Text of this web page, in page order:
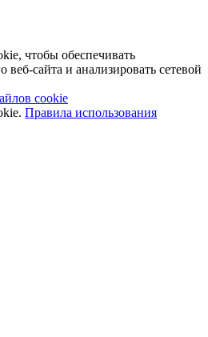
чтобы обеспечивать
сайта и анализировать сетевой
cookie
Правила использования